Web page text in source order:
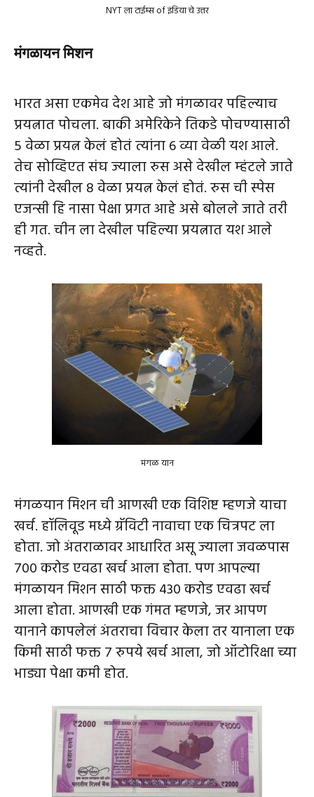
NYT ला टाईम्स of इंडिया चे उत्तर
मंगळायन मिशन
भारत असा एकमेव देश आहे जो मंगळावर पहिल्याच
प्रयत्नात पोचला. बाकी अमेरिकेने तिकडे पोचण्यासाठी
5 वेळा प्रयत्न केलं होतं त्यांना 6 व्या वेळी यश आले.
तेच सोव्हिएत संघ ज्याला रुस असे देखील म्हंटले जाते
त्यांनी देखील 8 वेळा प्रयत्न केलं होतं. रुस ची स्पेस
एजन्सी हि नासा पेक्षा प्रगत आहे असे बोलले जाते तरी
ही गत. चीन ला देखील पहिल्या प्रयत्नात यश आले
नव्हते.
मंगळ यान
मंगळयान मिशन ची आणखी एक विशिष्ट म्हणजे याचा
खर्च. हॉलिवूड मध्ये ग्रॅविटी नावाचा एक चित्रपट ला
होता. जो अंतराळावर आधारित असू ज्याला जवळपास
700 करोड एवढा खर्च आला होता. पण आपल्या
मंगळायन मिशन साठी फक्त 430 करोड एवढा खर्च
आला होता. आणखी एक गंमत म्हणजे, जर आपण
यानाने कापलेलं अंतराचा विचार केला तर यानाला एक
किमी साठी फक्त 7 रुपये खर्च आला, जो ऑटोरिक्षा च्या
भाड्या पेक्षा कमी होत.